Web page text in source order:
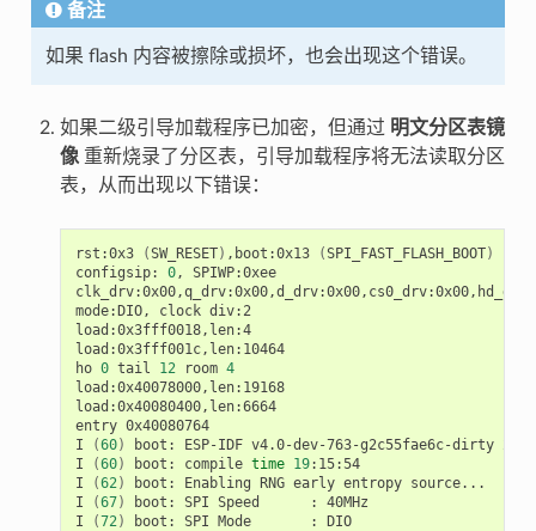
备注
如果 flash 内容被擦除或损坏，也会出现这个错误。
如果二级引导加载程序已加密，但通过 明文分区表镜
像重新烧录了分区表，引导加载程序将无法读取分区
表，从而出现以下错误：
rst:0x3 (SW_RESET) ,boot:0x13 (SPI_FAST_FLASH_BOOT)
configsip:
0,
SPIWP:0xee
mode:DIO,
clock div:2
load:0x3fff0018,len:4
load:0x3fff001c,len:10464
ho 0 tail 12 room 4
load:0x40078000,len:19168
load:0x40080400,len:6664
entry 0x40080764
I
(60) boot: ESP-IDF v4.0-dev-763-g2c55fae6c-dirty
I
(60) boot: compile time 19:15:54
I
(62) boot: Enabling RNG early entropy source...
I
(67) boot: SPI Speed :
40MHz
I
(72) boot: SPI Mode :
DIO